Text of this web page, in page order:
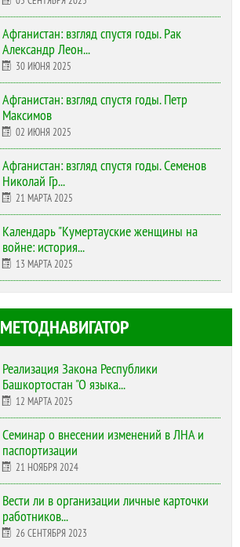
Афганистан: взгляд спустя годы. Рак
Александр Леон...
30 ИЮНЯ 2025
Афганистан: взгляд спустя годы. Петр
Максимов
02 ИЮНЯ 2025
Афганистан: взгляд спустя годы. Семенов
Николай Гр...
21 МАРТА 2025
Календарь "Кумертауские женщины на
войне: история...
13 МАРТА 2025
МЕТОДНАВИГАТОР
Реализация Закона Республики
Башкортостан "О языка...
12 МАРТА 2025
Cеминар о внесении изменений в ЛНА и
паспортизации
21 НОЯБРЯ 2024
Вести ли в организации личные карточки
работников...
26 СЕНТЯБРЯ 2023